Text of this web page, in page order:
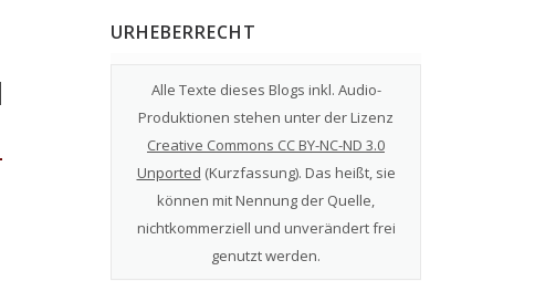
URHEBERRECHT
Alle Texte dieses Blogs inkl. Audio-
Produktionen stehen unter der Lizenz
Creative Commons CC BY-NC-ND 3.0
Unported (Kurzfassung). Das heißt, sie
können mit Nennung der Quelle,
nichtkommerziell und unverändert frei
genutzt werden.